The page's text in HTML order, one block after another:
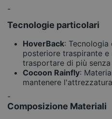
-
Tecnologie particolari
HoverBack: Tecnologia
posteriore traspirante
trasportare di più
Cocoon Rainfly:
mantenere
-
Composizione Materiali